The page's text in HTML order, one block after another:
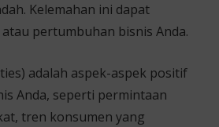
Kelemahan ini dapat
pertumbuhan bisnis Anda.
adalah aspek-aspek positif
Anda, seperti permintaan
tren konsumen yang